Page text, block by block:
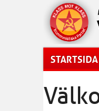
Hoppa till huvudinnehåll
STARTSIDA